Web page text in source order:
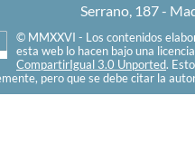
Serrano, 187 -
© MMXXVI - Los contenidos
esta web lo hacen bajo una
CompartirIgual 3.0 Unported.
pero que se debe citar la